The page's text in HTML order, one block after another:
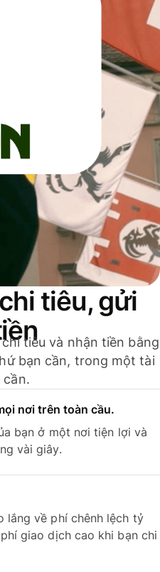
tiêu, gửi
tiêu và nhận tiền bằng
bạn cần, trong một tài
cần.
nơi trên toàn cầu.
bạn ở một nơi tiện lợi và
vài giây.
lắng về phí chênh lệch tỷ
giao dịch cao khi bạn chi